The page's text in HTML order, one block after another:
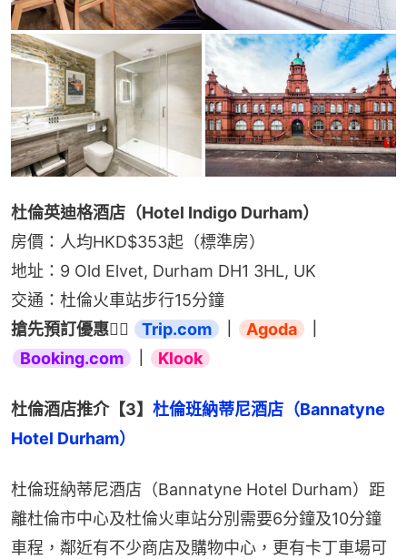
杜倫英迪格酒店（Hotel Indigo Durham）
房價：人均HKD$353起（標準房）
地址：9 Old Elvet, Durham DH1 3HL, UK
交通：杜倫火車站步行15分鐘
搶先預訂優惠👉🏻
Trip.com Agoda
Booking.com
Klook
杜倫酒店推介【3】 杜倫班納蒂尼酒店（Bannatyne
Hotel Durham）
杜倫班納蒂尼酒店（Bannatyne Hotel Durham）距
離杜倫市中心及杜倫火車站分別需要6分鐘及10分鐘
車程，鄰近有不少商店及購物中心，更有卡丁車場可